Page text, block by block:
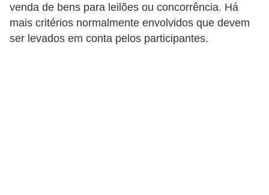
venda de bens para leilões ou concorrência. Há
mais critérios normalmente envolvidos que devem
ser levados em conta pelos participantes.
E
m